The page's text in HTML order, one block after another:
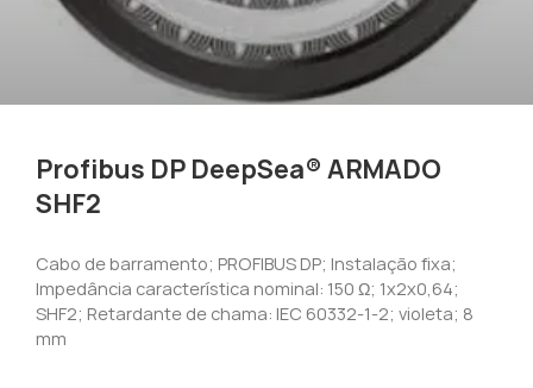
Profibus DP DeepSea® ARMADO
SHF2
Cabo de barramento; PROFIBUS DP; Instalação fixa;
Impedância característica nominal: 150 Ω; 1x2x0,64;
SHF2; Retardante de chama: IEC 60332-1-2; violeta; 8
mm